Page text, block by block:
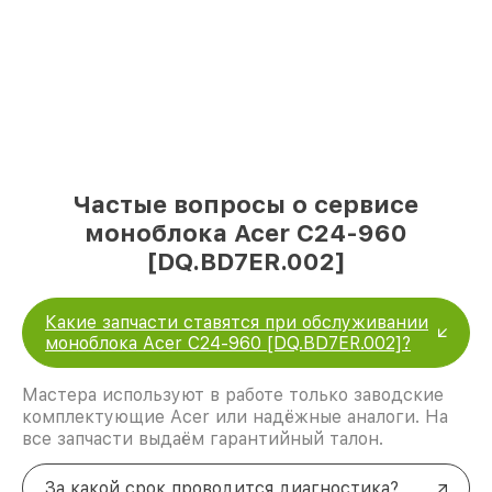
Частые вопросы о сервисе
моноблока Acer C24-960
[DQ.BD7ER.002]
Какие запчасти ставятся при обслуживании
моноблока Acer C24-960 [DQ.BD7ER.002]?
Мастера используют в работе только заводские
комплектующие Acer или надёжные аналоги. На
все запчасти выдаём гарантийный талон.